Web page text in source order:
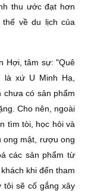
thu ước đạt hơn
về du lịch của
Hợi, tâm sự: "Quê
xứ U Minh Hạ,
chưa có sản phẩm
Cho nên, ngoài
tìm tòi, học hỏi và
ong mật, rượu ong
các sản phẩm từ
khi đến tham
tôi sẽ cố gắng xây